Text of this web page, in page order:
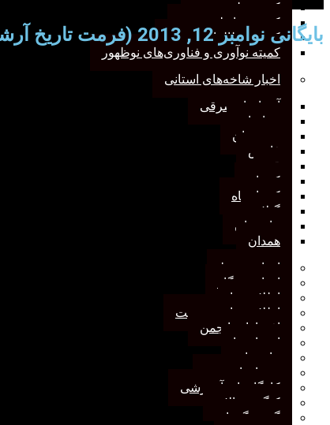
کمیته علم سنجی
کمیته روابط‌عمومی
کمیته مطالعات صنفی
کمیته نوآوری و فناوری‌های نوظهور
اخبار شاخه‌های استانی
آذربایجان‌شرقی
خراسان
خوزستان
فارس
قم
کرمان
کرمانشاه
گیلان
مازندران
همدان
اخبار مرتبط
اخبار وب‌گاه
اطلاعیه‌ها
اطلاعیه‌های عضویت
افتخارات انجمن
انتصاب‌ها
بیانیه‌ها
رویدادهای مهم
کارگاه‌های آموزشی
کنگره سالانه
گفت‌وگوها
بایگانی نوامبر 12, 2013 (فرمت تاریخ آرشیو روزانه)